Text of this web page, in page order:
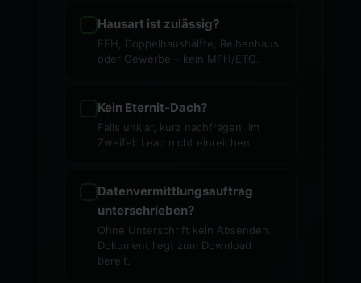
Hausart ist zulässig?
EFH, Doppelhaushälfte, Reihenhaus
oder Gewerbe – kein MFH/ETG.
Kein Eternit-Dach?
Falls unklar, kurz nachfragen. Im
Zweifel: Lead nicht einreichen.
Datenvermittlungsauftrag
unterschrieben?
Ohne Unterschrift kein Absenden.
Dokument liegt zum Download
bereit.